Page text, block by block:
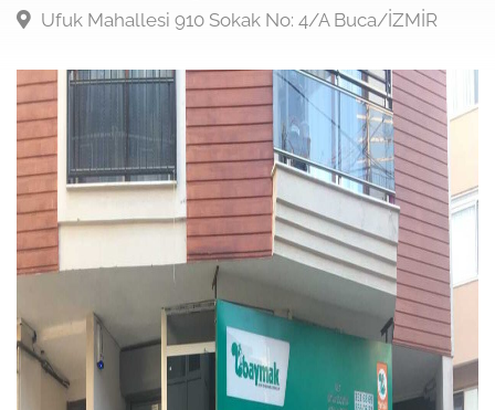
Ufuk Mahallesi 910 Sokak No: 4/A Buca/İZMİR